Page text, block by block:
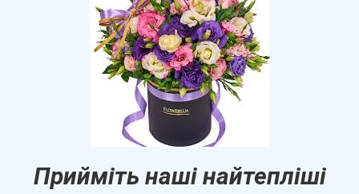
Прийміть наші найтепліші